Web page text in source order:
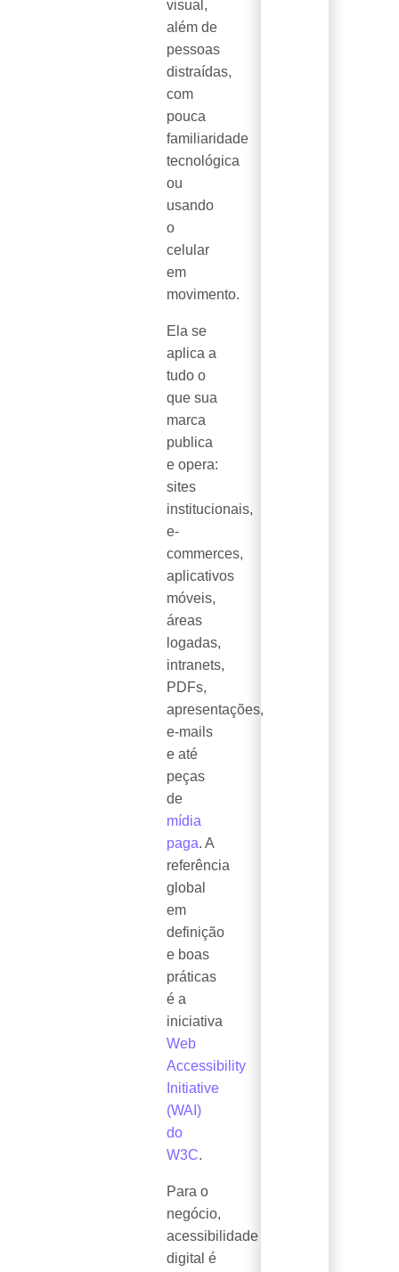
visual,
além de
pessoas
distraídas,
com
pouca
familiaridade
tecnológica
ou
usando
o
celular
em
movimento.
Ela se
aplica a
tudo o
que sua
marca
publica
e opera:
sites
institucionais,
e-
commerces,
aplicativos
móveis,
áreas
logadas,
intranets,
PDFs,
apresentações,
e-mails
e até
peças
de
mídia
paga. A
referência
global
em
definição
e boas
práticas
é a
iniciativa
Web
Accessibility
Initiative
(WAI)
do
W3C.
Para o
negócio,
acessibilidade
digital é